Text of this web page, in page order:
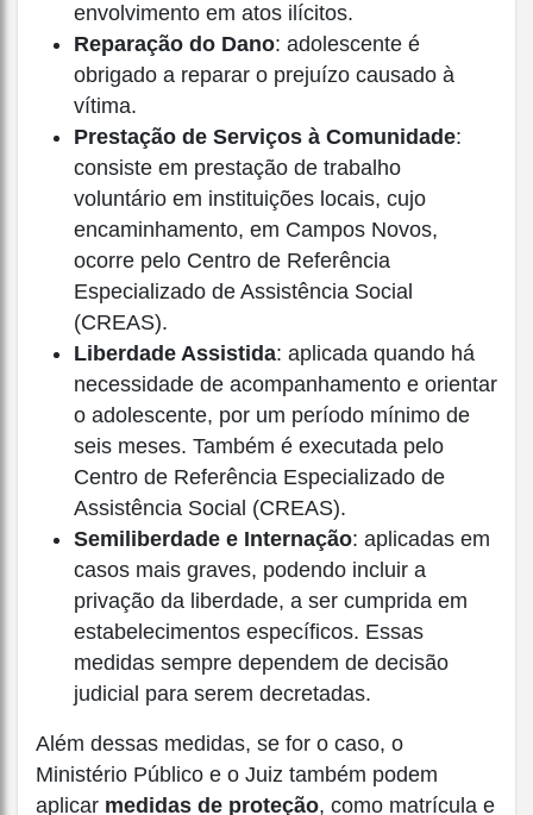
envolvimento em atos ilícitos.
Reparação do Dano: adolescente é
obrigado a reparar o prejuízo causado à
vítima.
Prestação de Serviços à Comunidade:
consiste em prestação de trabalho
voluntário em instituições locais, cujo
encaminhamento, em Campos Novos,
ocorre pelo Centro de Referência
Especializado de Assistência Social
(CREAS).
Liberdade Assistida: aplicada quando há
necessidade de acompanhamento e orientar
o adolescente, por um período mínimo de
seis meses. Também é executada pelo
Centro de Referência Especializado de
Assistência Social (CREAS).
Semiliberdade e Internação: aplicadas em
casos mais graves, podendo incluir a
privação da liberdade, a ser cumprida em
estabelecimentos específicos. Essas
medidas sempre dependem de decisão
judicial para serem decretadas.
Além dessas medidas, se for o caso, o
Ministério Público e o Juiz também podem
aplicar medidas de proteção, como matrícula e